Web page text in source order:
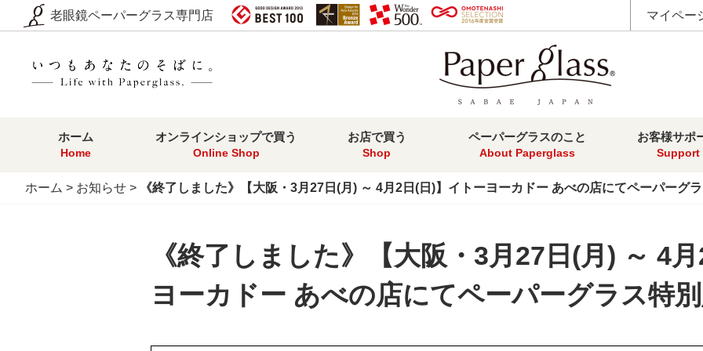
老眼鏡ペーパーグラス専門店 マイペー
ホーム
Home
オンラインショップで買う
Online Shop
お店で買う
Shop
ペーパーグラスのこと
About Paperglass
お客様サポ
Support
ホーム > お知らせ > 《終了しました》【大阪・3月27日(月) ～ 4月2日(日)】イトーヨーカドー あべの店にてペーパーグ
《終了しました》【大阪・3月27日(月) ～ 4
ヨーカドー あべの店にてペーパーグラス特